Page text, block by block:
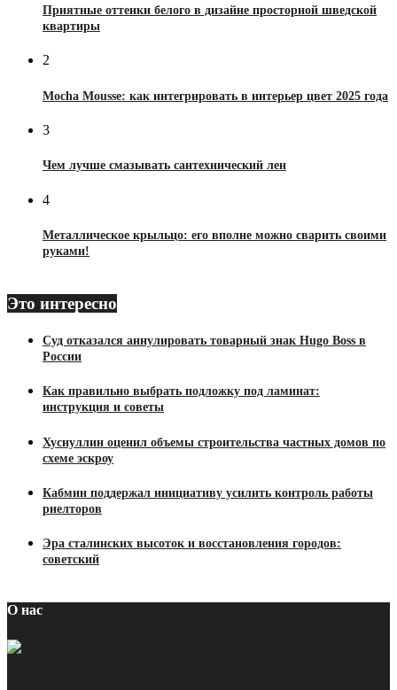
Приятные оттенки белого в дизайне просторной шведской
квартиры
2
Mocha Mousse: как интегрировать в интерьер цвет 2025 года
3
Чем лучше смазывать сантехнический лен
4
Металлическое крыльцо: его вполне можно сварить своими
руками!
Это интересно
Суд отказался аннулировать товарный знак Hugo Boss в
России
Как правильно выбрать подложку под ламинат:
инструкция и советы
Хуснуллин оценил объемы строительства частных домов по
схеме эскроу
Кабмин поддержал инициативу усилить контроль работы
риелторов
Эра сталинских высоток и восстановления городов:
советский
О нас